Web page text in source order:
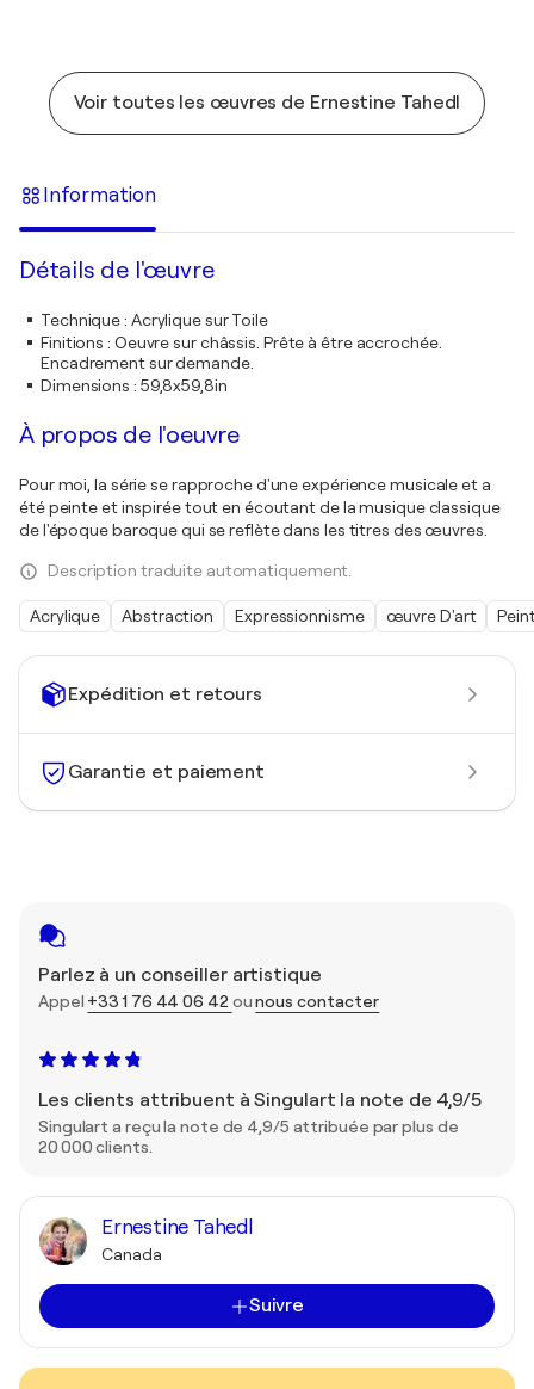
Expédition et retours
Garantie et paiement
Parlez à un conseiller artistique
Appel +33 1 76 44 06 42 ounous contacter
Les clients attribuent à Singulart la note de 4,9/5
Singulart a reçu la note de 4,9/5 attribuée par plus de
20 000 clients.
Ernestine Tahedl
Canada
Suivre
Voir toutes les œuvres de Ernestine Tahedl
Information
Détails de l'œuvre
Technique: Acrylique sur Toile
Finitions : Oeuvre sur châssis. Prête à être accrochée.
Encadrement sur demande.
Dimensions : 59,8x59,8in
À propos de l'oeuvre
Pour moi, la série se rapproche d'une expérience musicale et a
été peinte et inspirée tout en écoutant de la musique classique
de l'époque baroque qui se reflète dans les titres des œuvres.
Description traduite automatiquement.
Acrylique Abstraction Expressionnisme œuvre D'art